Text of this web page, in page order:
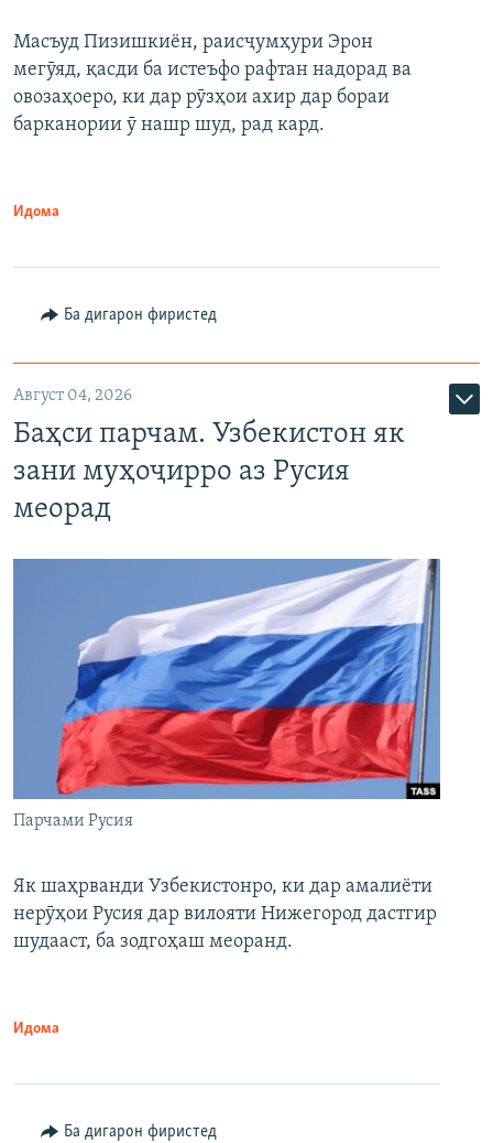
Масъуд Пизишкиён, раисҷумҳури Эрон
мегӯяд, қасди ба истеъфо рафтан надорад ва
овозаҳоеро, ки дар рӯзҳои ахир дар бораи
барканории ӯ нашр шуд, рад кард.
Идома
Ба дигарон фиристед
Август 04, 2026
Баҳси парчам. Узбекистон як
зани муҳоҷирро аз Русия
меорад
Парчами Русия
Як шаҳрванди Узбекистонро, ки дар амалиёти
нерӯҳои Русия дар вилояти Нижегород дастгир
шудааст, ба зодгоҳаш меоранд.
Идома
Ба дигарон фиристед